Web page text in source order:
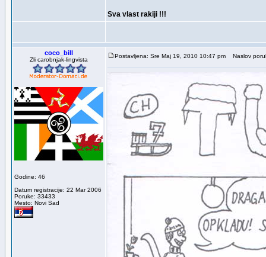
Sva vlast rakiji !!!
coco_bill
Zli carobnjak-lingvista
Godine: 46
Datum registracije: 22 Mar 2006
Poruke: 33433
Mesto: Novi Sad
Postavljena: Sre Maj 19, 2010 10:47 pm Naslov